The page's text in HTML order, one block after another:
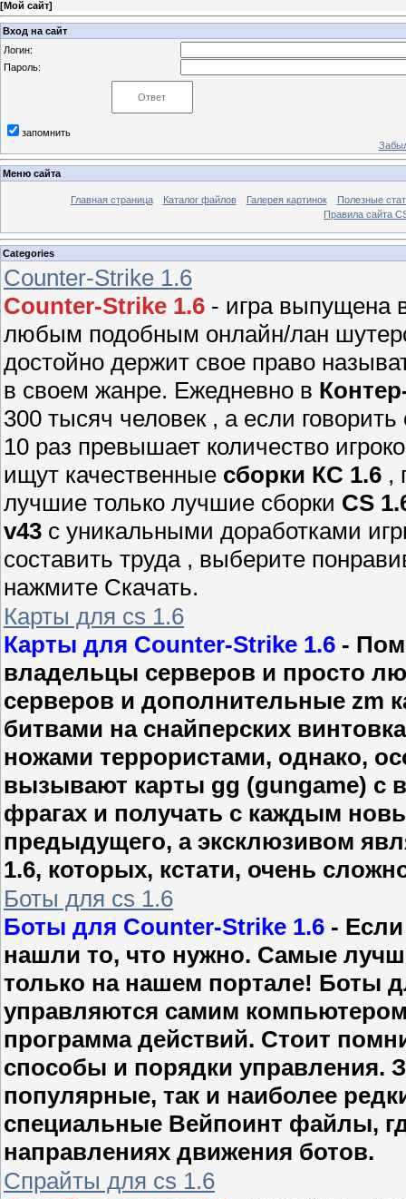
[Мой сайт]
Вход на сайт
Логин:
Пароль:
запомнить
Меню сайта
Главная страница Каталог файлов Галерея картинок
Полезные
Правила сайта
Categories
Counter-Strike 1.6
Counter-Strike 1.6 - игра выпущена
любым подобным онлайн/лан
достойно держит свое право
в своем жанре. Ежедневно в
300 тысяч человек , а если
10 раз превышает количество
ищут качественные сборки КС 1.6 ,
лучшие только лучшие сборки CS
v43 с уникальными доработками
составить труда , выберите
нажмите Скачать.
Карты для cs 1.6
Карты для Counter-Strike 1.6 -
владельцы серверов и просто
серверов и дополнительные zm
битвами на снайперских
ножами террористами, однако,
вызывают карты gg (gungame) с
фрагах и получать с каждым
предыдущего, а эксклюзивом
1.6, которых, кстати, очень
Боты для cs 1.6
Боты для Counter-Strike 1.6 -
нашли то, что нужно. Самые
только на нашем портале! Боты
управляются самим
программа действий. Стоит
способы и порядки управления.
популярные, так и наиболее
специальные Вейпоинт файлы,
направлениях движения ботов.
Спрайты для cs 1.6